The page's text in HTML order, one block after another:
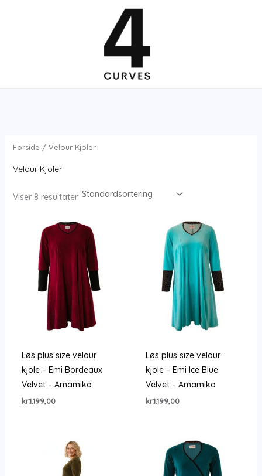
Forside / Velour Kjoler
Velour Kjoler
Viser 8 resultater
Løs plus size velour
kjole – Emi Bordeaux
Velvet – Amamiko
kr.1.199,00
Løs plus size velour
kjole – Emi Ice Blue
Velvet – Amamiko
kr.1.199,00